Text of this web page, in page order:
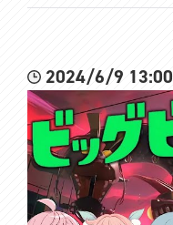
2024/6/9 13:00